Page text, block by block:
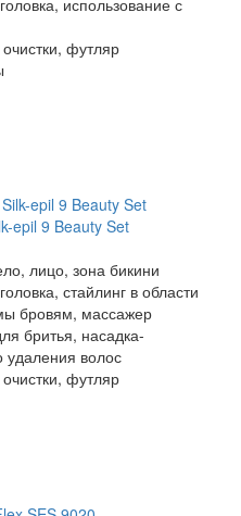
футляр
epil 9 Beauty Set
лицо, зона бикини
стайлинг в области
бровям, массажер
бритья, насадка-
удаления волос
футляр